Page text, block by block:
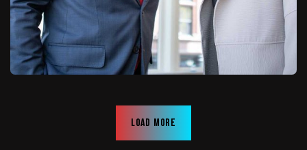
Load more